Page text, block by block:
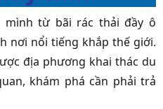
mình từ bãi rác thải đầy ô
nơi nổi tiếng khắp thế giới.
địa phương khai thác du
khám phá cần phải trả